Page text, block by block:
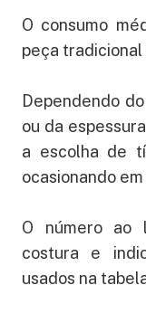
O consumo
peça
Dependendo
ou da
a escolha de
ocasionando
O número ao
costura e
usados na